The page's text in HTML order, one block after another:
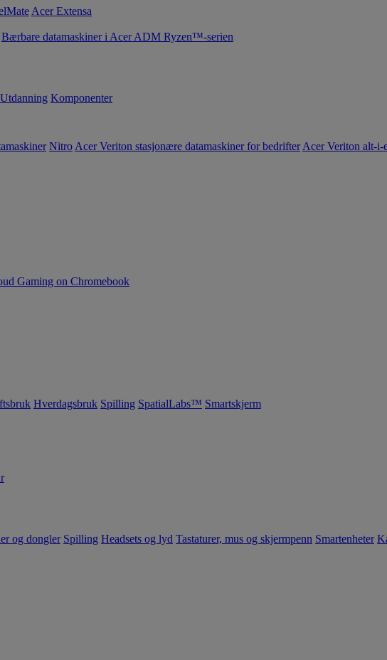
Acer Extensa
Bærbare datamaskiner i Acer ADM Ryzen™-serien
Utdanning Komponenter
Nitro Acer Veriton stasjonære datamaskiner for bedrifter Acer Veriton alt-i-
Gaming on Chromebook
Hverdagsbruk Spilling SpatialLabs™ Smartskjerm
og dongler Spilling Headsets og lyd Tastaturer, mus og skjermpenn Smartenheter